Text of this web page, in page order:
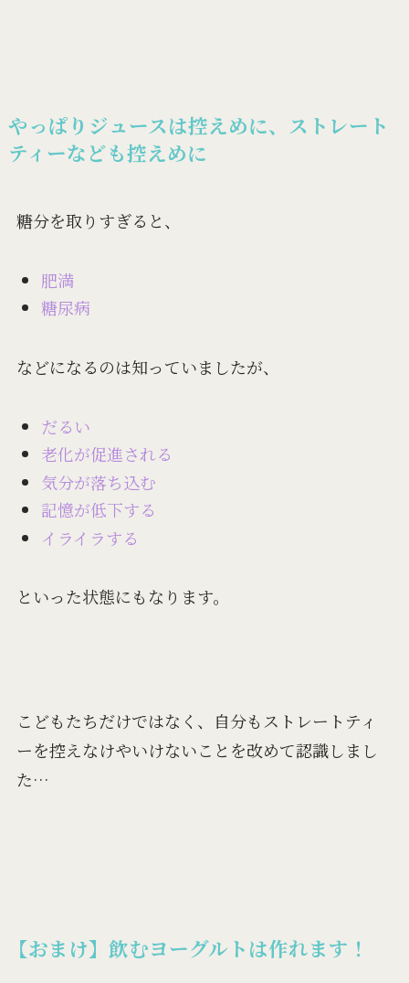
やっぱりジュースは控えめに、ストレート
ティーなども控えめに
糖分を取りすぎると、
肥満
糖尿病
などになるのは知っていましたが、
だるい
老化が促進される
気分が落ち込む
記憶が低下する
イライラする
といった状態にもなります。
こどもたちだけではなく、自分もストレートティ
ーを控えなけやいけないことを改めて認識しまし
た…
【おまけ】飲むヨーグルトは作れます！